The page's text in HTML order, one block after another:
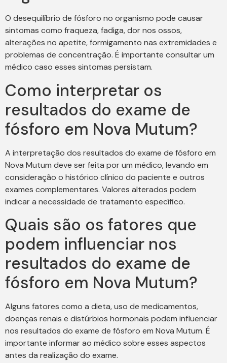
O desequilíbrio de fósforo no organismo pode causar
sintomas como fraqueza, fadiga, dor nos ossos,
alterações no apetite, formigamento nas extremidades e
problemas de concentração. É importante consultar um
médico caso esses sintomas persistam.
Como interpretar os
resultados do exame de
fósforo em Nova Mutum?
A interpretação dos resultados do exame de fósforo em
Nova Mutum deve ser feita por um médico, levando em
consideração o histórico clínico do paciente e outros
exames complementares. Valores alterados podem
indicar a necessidade de tratamento específico.
Quais são os fatores que
podem influenciar nos
resultados do exame de
fósforo em Nova Mutum?
Alguns fatores como a dieta, uso de medicamentos,
doenças renais e distúrbios hormonais podem influenciar
nos resultados do exame de fósforo em Nova Mutum. É
importante informar ao médico sobre esses aspectos
antes da realização do exame.